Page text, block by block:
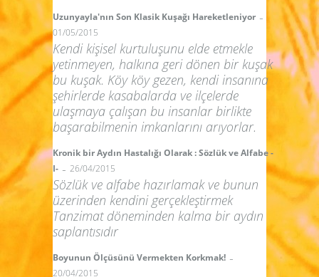
Uzunyayla'nın Son Klasik Kuşağı Hareketleniyor -
01/05/2015
Kendi kişisel kurtuluşunu elde etmekle
yetinmeyen, halkına geri dönen bir kuşak
bu kuşak. Köy köy gezen, kendi insanına
şehirlerde kasabalarda ve ilçelerde
ulaşmaya çalışan bu insanlar birlikte
başarabilmenin imkanlarını arıyorlar.
Kronik bir Aydın Hastalığı Olarak : Sözlük ve Alfabe -
I- - 26/04/2015
Sözlük ve alfabe hazırlamak ve bunun
üzerinden kendini gerçekleştirmek
Tanzimat döneminden kalma bir aydın
saplantısıdır
Boyunun Ölçüsünü Vermekten Korkmak! -
20/04/2015